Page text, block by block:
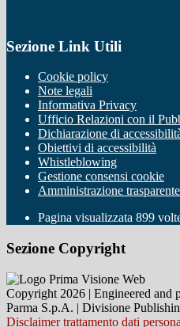
Sezione Link Utili
Cookie policy
Note legali
Informativa Privacy
Ufficio Relazioni con il
Dichiarazione di
Obiettivi di accessibilità
Whistleblowing
Gestione consensi cookie
Amministrazione trasparente
Pagina visualizzata 899
Sezione Copyright
Copyright 2026 | Engineered and
Parma S.p.A. | Divisione
Disclaimer trattamento dati